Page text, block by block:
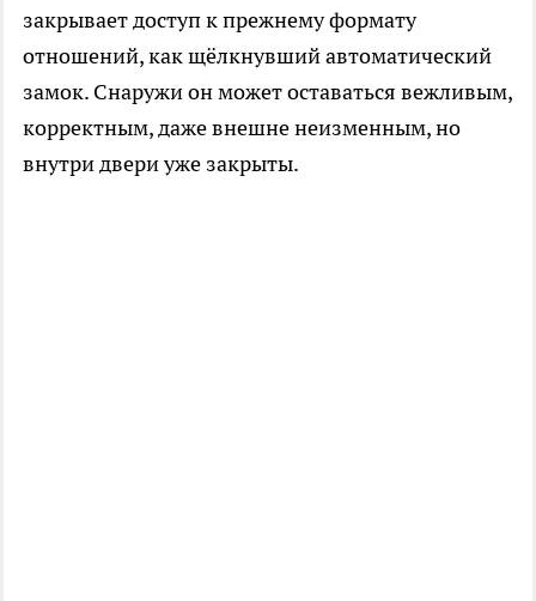
закрывает доступ к прежнему формату
отношений, как щёлкнувший автоматический
замок. Снаружи он может оставаться вежливым,
корректным, даже внешне неизменным, но
внутри двери уже закрыты.